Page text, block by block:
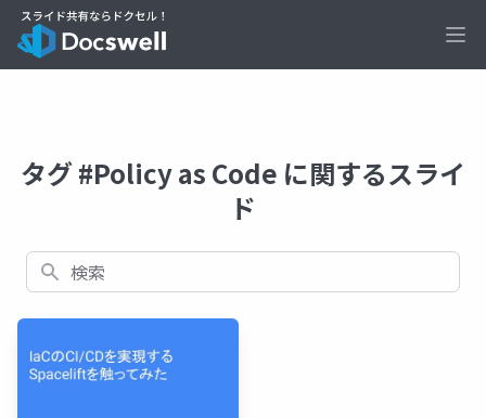
タグ #Policy as Code に関するスライ
ド
検索